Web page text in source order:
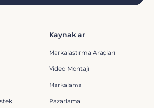
Kaynaklar
Markalaştırma Araçları
Video Montajı
Markalama
Pazarlama